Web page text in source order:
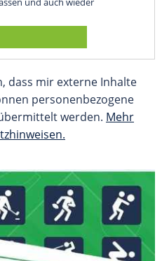
dass mir externe Inhalte
personenbezogene
werden. Mehr